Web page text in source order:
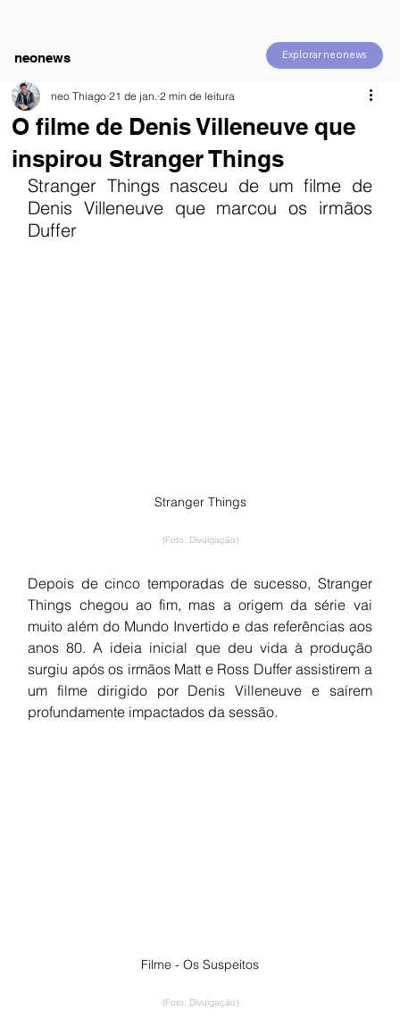
Explorar neonews
neonews
O filme de Denis Villeneuve que
inspirou Stranger Things
neo Thiago 21 de jan. 2 min de leitura
Stranger Things nasceu de um filme de
Denis Villeneuve que marcou os irmãos
Duffer
Stranger Things
(Foto: Divulgação)
Depois de cinco temporadas de sucesso, Stranger
Things chegou ao fim, mas a origem da série vai
muito além do Mundo Invertido e das referências aos
anos 80. A ideia inicial que deu vida à produção
surgiu após os irmãos Matt e Ross Duffer assistirem a
um filme dirigido por Denis Villeneuve e saírem
profundamente impactados da sessão.
Filme - Os Suspeitos
(Foto: Divulgação)